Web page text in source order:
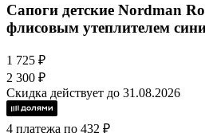
Сапоги детские Nordman
флисовым утеплителем
1 725 ₽
2 300 ₽
Скидка действует до 31.08.2026
4 платежа по 432 ₽